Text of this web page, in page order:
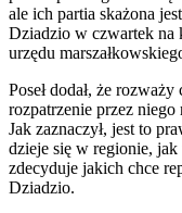
ale ich partia skażona
Dziadzio w czwartek na
urzędu
Poseł dodał, że
rozpatrzenie przez
Jak zaznaczył, jest to
dzieje się w regionie,
zdecyduje jakich chce
Dziadzio.